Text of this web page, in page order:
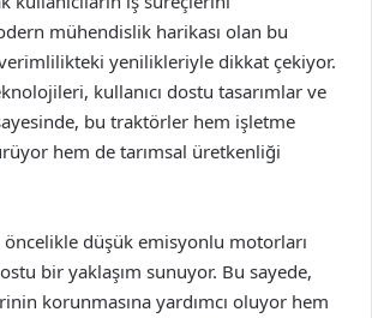
mühendislik harikası olan bu
yenilikleriyle dikkat çekiyor.
kullanıcı dostu tasarımlar ve
bu traktörler hem işletme
hem de tarımsal üretkenliği
öncelikle düşük emisyonlu motorları
bir yaklaşım sunuyor. Bu sayede,
korunmasına yardımcı oluyor hem